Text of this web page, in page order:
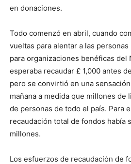
en donaciones.
Todo comenzó en abril, cuando
vueltas para alentar a las
para organizaciones benéficas del
esperaba recaudar £ 1,000 antes
pero se convirtió en una
mañana a medida que millones de
de personas de todo el país. Para
recaudación total de fondos había
millones.
Los esfuerzos de recaudación de